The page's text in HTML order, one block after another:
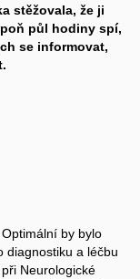
stěžovala, že ji
půl hodiny spí,
se informovat,
by bylo
diagnostiku a léčbu
Neurologické